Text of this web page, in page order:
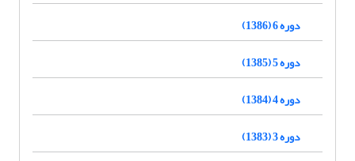
دوره 6 (1386)
دوره 5 (1385)
دوره 4 (1384)
دوره 3 (1383)